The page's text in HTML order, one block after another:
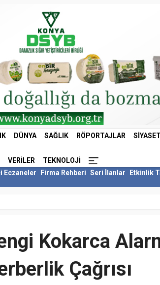
DÜNYA SAĞLIK RÖPORTAJLAR SIYASET
VERILER
TEKNOLOJI
Eczaneler Firma Rehberi Seri İlanlar
Etkinlik
Kokarca
Çağrısı